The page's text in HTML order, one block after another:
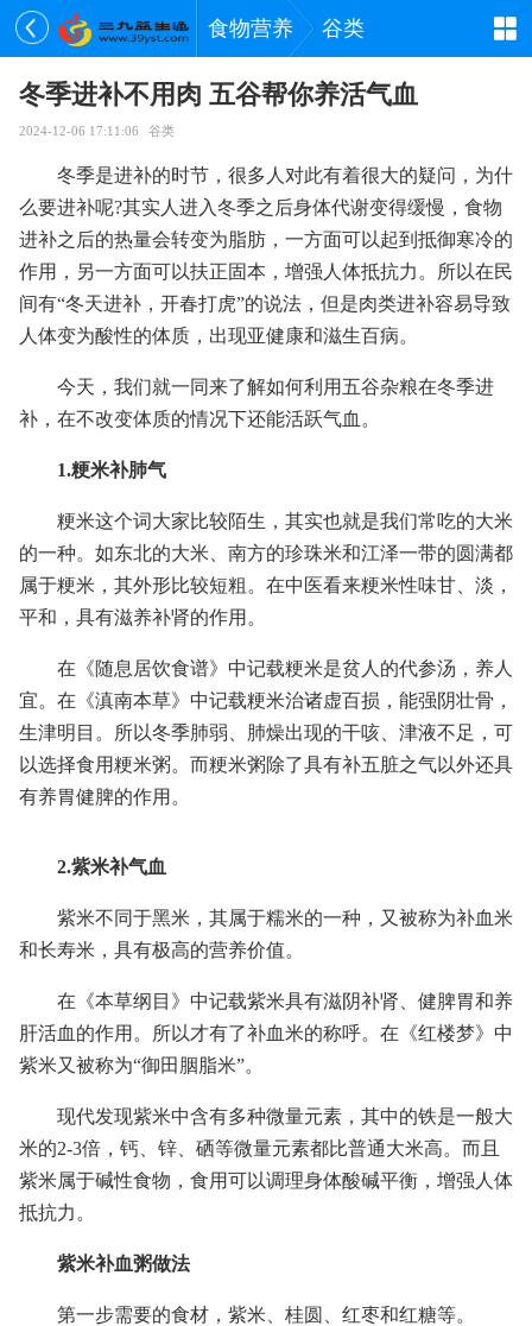
食物营养 谷类
冬季进补不用肉 五谷帮你养活气血
2024-12-06 17:11:06 谷类
冬季是进补的时节，很多人对此有着很大的疑问，为什
么要进补呢?其实人进入冬季之后身体代谢变得缓慢，食物
进补之后的热量会转变为脂肪，一方面可以起到抵御寒冷的
作用，另一方面可以扶正固本，增强人体抵抗力。所以在民
间有“冬天进补，开春打虎”的说法，但是肉类进补容易导致
人体变为酸性的体质，出现亚健康和滋生百病。
今天，我们就一同来了解如何利用五谷杂粮在冬季进
补，在不改变体质的情况下还能活跃气血。
1.粳米补肺气
粳米这个词大家比较陌生，其实也就是我们常吃的大米
的一种。如东北的大米、南方的珍珠米和江泽一带的圆满都
属于粳米，其外形比较短粗。在中医看来粳米性味甘、淡，
平和，具有滋养补肾的作用。
在《随息居饮食谱》中记载粳米是贫人的代参汤，养人
宜。在《滇南本草》中记载粳米治诸虚百损，能强阴壮骨，
生津明目。所以冬季肺弱、肺燥出现的干咳、津液不足，可
以选择食用粳米粥。而粳米粥除了具有补五脏之气以外还具
有养胃健脾的作用。
2.紫米补气血
紫米不同于黑米，其属于糯米的一种，又被称为补血米
和长寿米，具有极高的营养价值。
在《本草纲目》中记载紫米具有滋阴补肾、健脾胃和养
肝活血的作用。所以才有了补血米的称呼。在《红楼梦》中
紫米又被称为“御田胭脂米”。
现代发现紫米中含有多种微量元素，其中的铁是一般大
米的2-3倍，钙、锌、硒等微量元素都比普通大米高。而且
紫米属于碱性食物，食用可以调理身体酸碱平衡，增强人体
抵抗力。
紫米补血粥做法
第一步需要的食材，紫米、桂圆、红枣和红糖等。